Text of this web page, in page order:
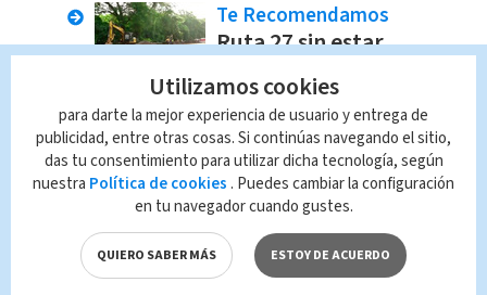
Te Recomendamos
Ruta 27 sin estar
completa
Televisión Redacción
Pacífico Sur
Mañana:Poco a parcialmente
nublado.
Utilizamos cookies
para darte la mejor experiencia de usuario y entrega de
publicidad, entre otras cosas. Si continúas navegando el sitio,
das tu consentimiento para utilizar dicha tecnología, según
nuestra Política de cookies . Puedes cambiar la configuración
en tu navegador cuando gustes.
QUIERO SABER MÁS ESTOY DE ACUERDO